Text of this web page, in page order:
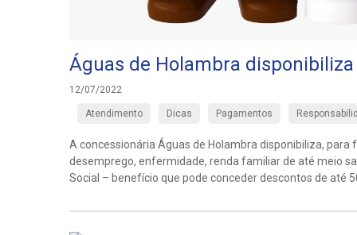
Águas de Holambra
12/07/2022
Atendimento Dicas Pagamentos
A concessionária Águas de Holambra disponibiliza,
desemprego, enfermidade, renda familiar de até meio
Social – benefício que pode conceder descontos de até